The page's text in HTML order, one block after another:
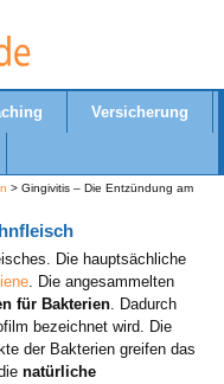
Versicherung
> Gingivitis – Die Entzündung am
Die hauptsächliche
. Die angesammelten
für Bakterien. Dadurch
bezeichnet wird. Die
der Bakterien greifen das
natürliche